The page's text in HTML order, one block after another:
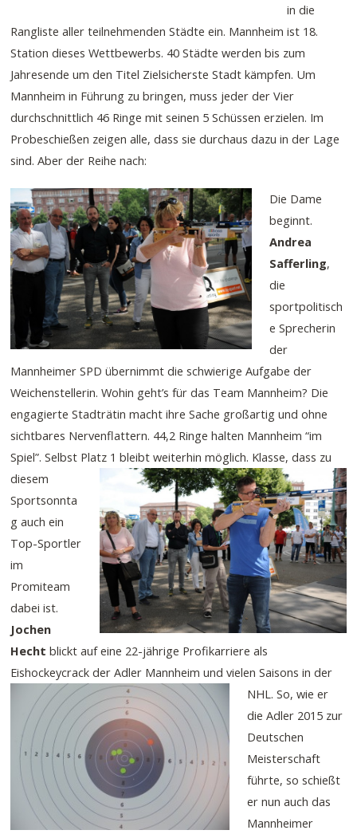
in die
Rangliste aller teilnehmenden Städte ein. Mannheim ist 18.
Station dieses Wettbewerbs. 40 Städte werden bis zum
Jahresende um den Titel Zielsicherste Stadt kämpfen. Um
Mannheim in Führung zu bringen, muss jeder der Vier
durchschnittlich 46 Ringe mit seinen 5 Schüssen erzielen. Im
Probeschießen zeigen alle, dass sie durchaus dazu in der Lage
sind. Aber der Reihe nach:
Die Dame
beginnt.
Andrea
Safferling,
die
sportpolitisch
e Sprecherin
der
Mannheimer SPD übernimmt die schwierige Aufgabe der
Weichenstellerin. Wohin geht’s für das Team Mannheim? Die
engagierte Stadträtin macht ihre Sache großartig und ohne
sichtbares Nervenflattern. 44,2 Ringe halten Mannheim “im
Spiel”. Selbst Platz 1 bleibt weiterhin möglich. Klasse, dass zu
diesem
Sportsonnta
g auch ein
Top-Sportler
im
Promiteam
dabei ist.
Jochen
Hecht blickt auf eine 22-jährige Profikarriere als
Eishockeycrack der Adler Mannheim und vielen Saisons in der
NHL. So, wie er
die Adler 2015 zur
Deutschen
Meisterschaft
führte, so schießt
er nun auch das
Mannheimer